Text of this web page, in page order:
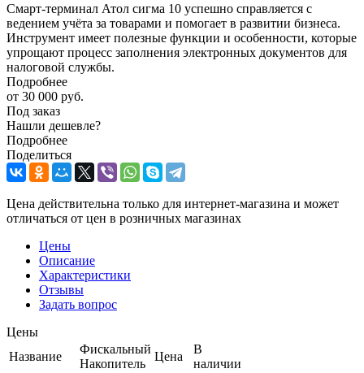
Смарт-терминал Атол сигма 10 успешно справляется с
ведением учёта за товарами и помогает в развитии бизнеса.
Инструмент имеет полезные функции и особенности, которые
упрощают процесс заполнения электронных документов для
налоговой службы.
Подробнее
от 30 000 руб.
Под заказ
Нашли дешевле?
Подробнее
Поделиться
Цена действительна только для интернет-магазина и может
отличаться от цен в розничных магазинах
Цены
Описание
Характеристики
Отзывы
Задать вопрос
Цены
Название
Фискальный
Накопитель
Цена
В
наличии